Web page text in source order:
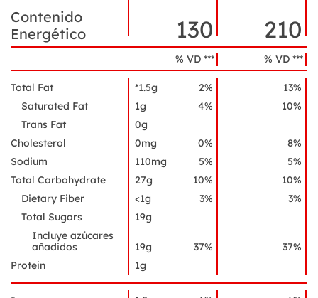
Datos
de
nutrición
ingrediente
Contenido
Energético
130 210
% VD *** % VD ***
Total Fat *1.5g 2%
13%
Saturated Fat
1g 4%
10%
Trans Fat
0g
Cholesterol
0mg 0%
8%
Sodium
110mg 5%
5%
Total Carbohydrate
27g 10%
10%
Dietary Fiber
<1g 3%
3%
Total Sugars
19g
Incluye azúcares
añadidos
19g 37%
37%
Protein
1g